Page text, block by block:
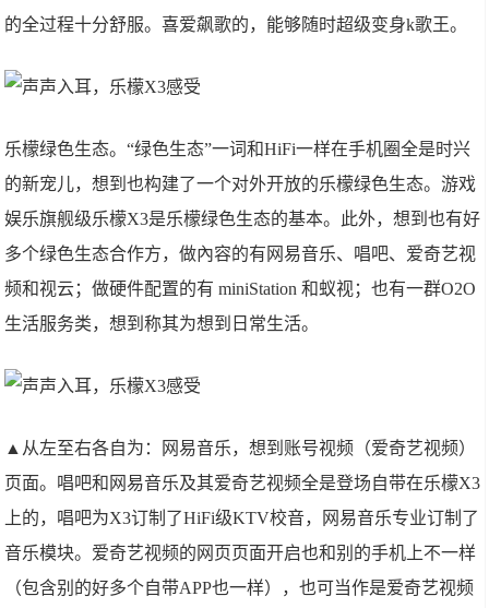
的全过程十分舒服。喜爱飙歌的，能够随时超级变身k歌王。
乐檬绿色生态。“绿色生态”一词和HiFi一样在手机圈全是时兴
的新宠儿，想到也构建了一个对外开放的乐檬绿色生态。游戏
娱乐旗舰级乐檬X3是乐檬绿色生态的基本。此外，想到也有好
多个绿色生态合作方，做內容的有网易音乐、唱吧、爱奇艺视
频和视云；做硬件配置的有 miniStation 和蚁视；也有一群O2O
生活服务类，想到称其为想到日常生活。
▲从左至右各自为：网易音乐，想到账号视频（爱奇艺视频）
页面。唱吧和网易音乐及其爱奇艺视频全是登场自带在乐檬X3
上的，唱吧为X3订制了HiFi级KTV校音，网易音乐专业订制了
音乐模块。爱奇艺视频的网页页面开启也和别的手机上不一样
（包含别的好多个自带APP也一样），也可当作是爱奇艺视频